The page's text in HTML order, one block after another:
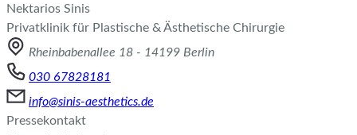
Nektarios Sinis
Privatklinik für Plastische & Ästhetische Chirurgie
Rheinbabenallee 18 - 14199 Berlin
030 67828181
info@sinis-aesthetics.de
Pressekontakt